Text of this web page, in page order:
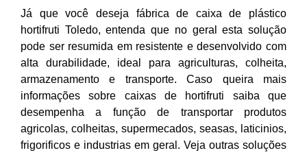
Já que você deseja fábrica de caixa de plástico
hortifruti Toledo, entenda que no geral esta solução
pode ser resumida em resistente e desenvolvido com
alta durabilidade, ideal para agriculturas, colheita,
armazenamento e transporte. Caso queira mais
informações sobre caixas de hortifruti saiba que
desempenha a função de transportar produtos
agricolas, colheitas, supermecados, seasas, laticinios,
frigorificos e industrias em geral. Veja outras soluções